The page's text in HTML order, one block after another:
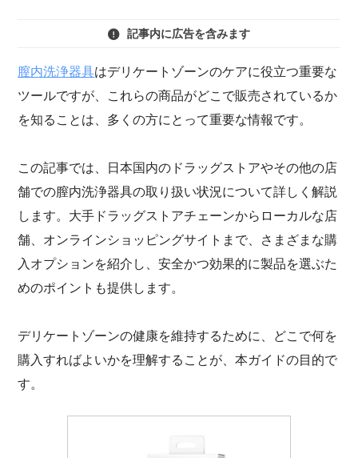
記事内に広告を含みます
膣内洗浄器具はデリケートゾーンのケアに役立つ重要な
ツールですが、これらの商品がどこで販売されているか
を知ることは、多くの方にとって重要な情報です。
この記事では、日本国内のドラッグストアやその他の店
舗での膣内洗浄器具の取り扱い状況について詳しく解説
します。大手ドラッグストアチェーンからローカルな店
舗、オンラインショッピングサイトまで、さまざまな購
入オプションを紹介し、安全かつ効果的に製品を選ぶた
めのポイントも提供します。
デリケートゾーンの健康を維持するために、どこで何を
購入すればよいかを理解することが、本ガイドの目的で
す。